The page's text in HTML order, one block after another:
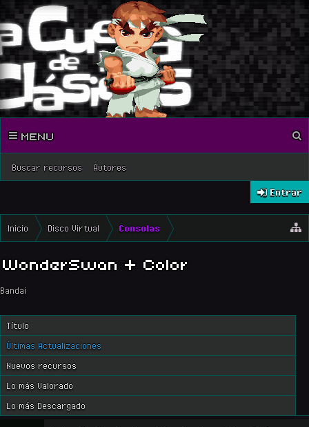
Buscar recursos Autores
MENU
Entrar
Inicio Disco Virtual Consolas
WonderSwan + Color
Bandai
Título
Últimas Actualizaciones
Nuevos recursos
Lo más Valorado
Lo más Descargado